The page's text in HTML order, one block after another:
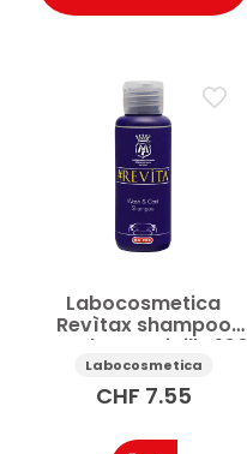
Labocosmetica
Revìtax shampoo
auto lava e sigilla 100
ml
Labocosmetica
CHF 7.55